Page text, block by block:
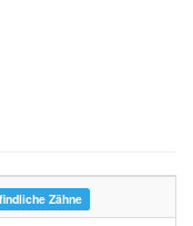
Zähne